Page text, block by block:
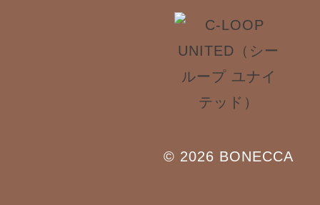
© 2026 BONECCA